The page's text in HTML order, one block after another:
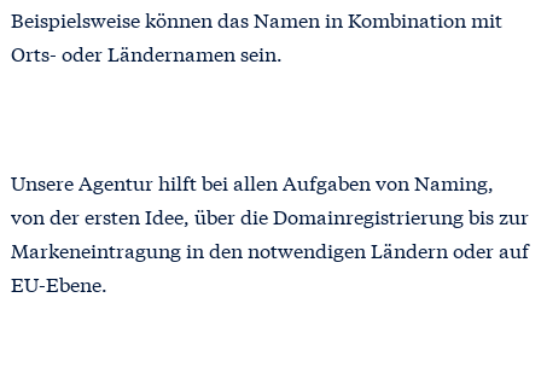
Beispielsweise können das Namen in Kombination mit
Orts- oder Ländernamen sein.
Unsere Agentur hilft bei allen Aufgaben von Naming,
von der ersten Idee, über die Domainregistrierung bis zur
Markeneintragung in den notwendigen Ländern oder auf
EU-Ebene.